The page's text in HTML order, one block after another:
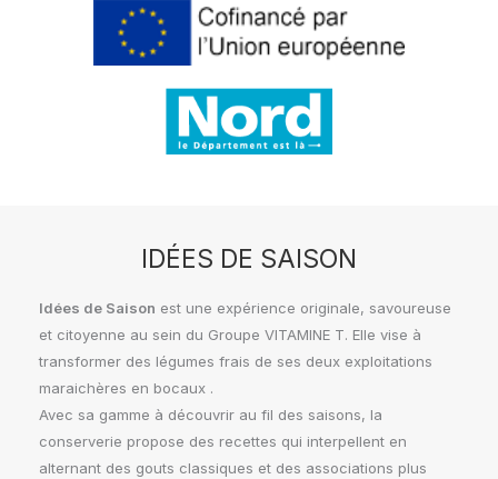
IDÉES DE SAISON
Idées de Saison est une expérience originale, savoureuse
et citoyenne au sein du Groupe VITAMINE T. Elle vise à
transformer des légumes frais de ses deux exploitations
maraichères en bocaux .
Avec sa gamme à découvrir au fil des saisons, la
conserverie propose des recettes qui interpellent en
alternant des gouts classiques et des associations plus